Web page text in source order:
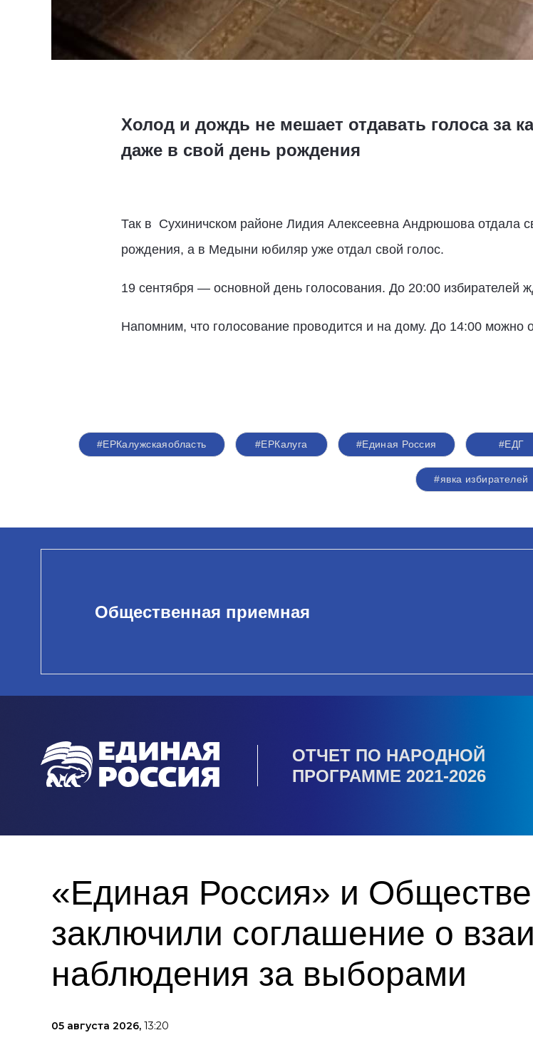
Холод и дождь не мешает отдавать голоса за
даже в свой день рождения
Так в Сухиничском районе Лидия Алексеевна Андрюшова отдала
рождения, а в Медыни юбиляр уже отдал свой голос.
19 сентября — основной день голосования. До 20:00 избирателей
Напомним, что голосование проводится и на дому. До 14:00 можно
#ЕРКалужскаяобласть #ЕРКалуга #Единая Россия #ЕДГ
#явка избирателей
Общественная приемная
ОТЧЕТ ПО НАРОДНОЙ
ПРОГРАММЕ 2021-2026
«Единая Россия» и
заключили соглашение о
наблюдения за выборами
05 августа 2026, 13:20